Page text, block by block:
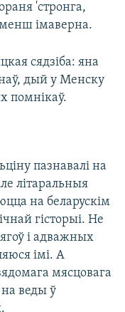
'стронга,
імаверна.
сядзіба: яна
дый у Менску
помнікаў.
пазнавалі на
літаральныя
на беларускім
гісторыі. Не
і адважных
імі. А
мясцовага
веды ў